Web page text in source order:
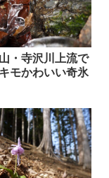
・寺沢川上流で
モかわいい奇氷